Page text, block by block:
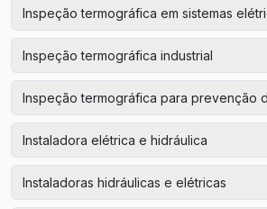
Inspeção termográfica em sistemas
Inspeção termográfica industrial
Inspeção termográfica para prevenção
Instaladora elétrica e hidráulica
Instaladoras hidráulicas e elétricas